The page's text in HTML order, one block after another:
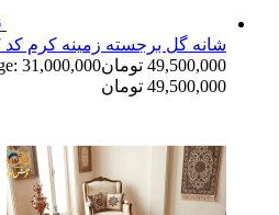
شانه گل برجسته زمینه کرم کد 55017
49,500,000 تومان
49,500,000 تومان